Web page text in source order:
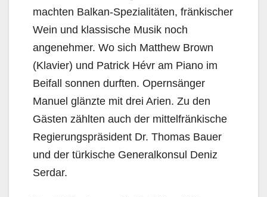
machten Balkan-Spezialitäten, fränkischer
Wein und klassische Musik noch
angenehmer. Wo sich Matthew Brown
(Klavier) und Patrick Hévr am Piano im
Beifall sonnen durften. Opernsänger
Manuel glänzte mit drei Arien. Zu den
Gästen zählten auch der mittelfränkische
Regierungspräsident Dr. Thomas Bauer
und der türkische Generalkonsul Deniz
Serdar.